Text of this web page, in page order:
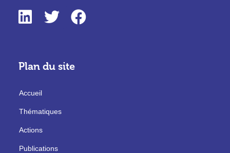
Plan du site
Accueil
Thématiques
Actions
Publications